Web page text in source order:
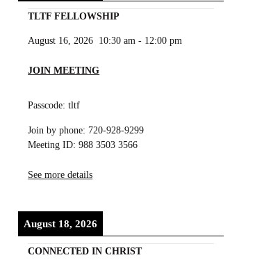
TLTF FELLOWSHIP
August 16, 2026 10:30 am - 12:00 pm
JOIN MEETING
Passcode: tltf
Join by phone: 720-928-9299
Meeting ID: 988 3503 3566
See more details
August 18, 2026
CONNECTED IN CHRIST